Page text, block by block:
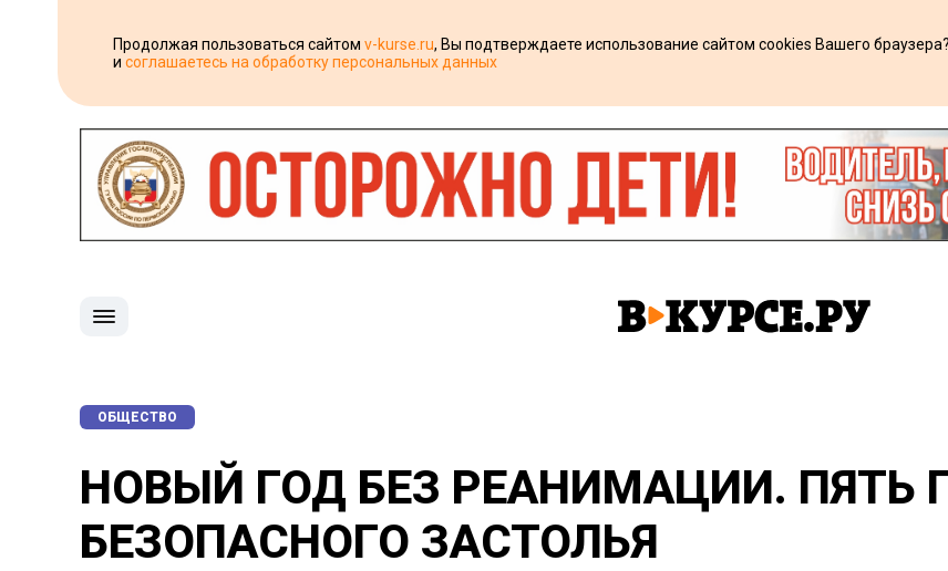
Продолжая пользоваться сайтом v-kurse.ru, Вы подтверждаете использование сайтом cookies Вашего браузера?
и соглашаетесь на обработку персональных данных
ОБЩЕСТВО
НОВЫЙ ГОД БЕЗ РЕАНИМАЦИИ. ПЯТЬ
БЕЗОПАСНОГО ЗАСТОЛЬЯ